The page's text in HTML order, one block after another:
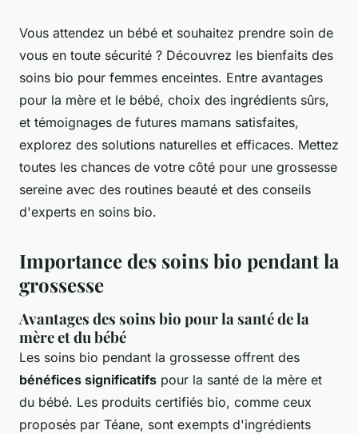
Vous attendez un bébé et souhaitez prendre soin de
vous en toute sécurité ? Découvrez les bienfaits des
soins bio pour femmes enceintes. Entre avantages
pour la mère et le bébé, choix des ingrédients sûrs,
et témoignages de futures mamans satisfaites,
explorez des solutions naturelles et efficaces. Mettez
toutes les chances de votre côté pour une grossesse
sereine avec des routines beauté et des conseils
d'experts en soins bio.
Importance des soins bio pendant la
grossesse
Avantages des soins bio pour la santé de la
mère et du bébé
Les soins bio pendant la grossesse offrent des
bénéfices significatifs pour la santé de la mère et
du bébé. Les produits certifiés bio, comme ceux
proposés par Téane, sont exempts d'ingrédients